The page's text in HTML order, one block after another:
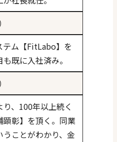
テム【FitLabo】を
既に入社済み。
、100年以上続く
彰】を頂く。同業
ことがわかり、金